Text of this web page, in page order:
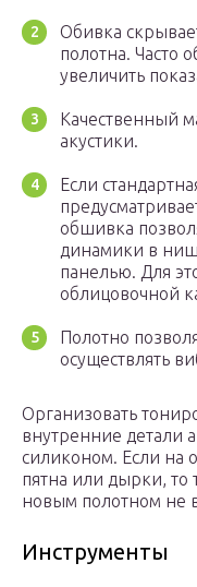
Обивка
полотна. Часто
увеличить
Качественный
акустики.
Если
обшивка
динамики в
панелью. Для
облицовочной
Полотно
осуществлять
Организовать
внутренние детали
силиконом. Если на
пятна или дырки, то
новым полотном не
Инструменты